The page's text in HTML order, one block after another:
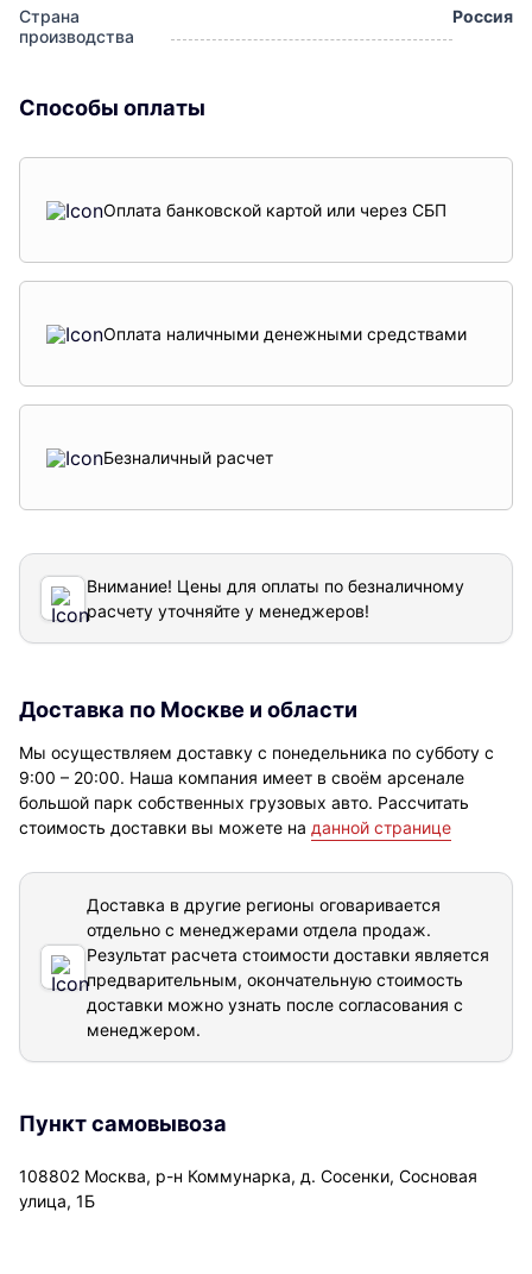
Страна
производства
Россия
Способы оплаты
Оплата банковской картой или через СБП
Оплата наличными денежными средствами
Безналичный расчет
Внимание! Цены для оплаты по безналичному
расчету уточняйте у менеджеров!
Доставка по Москве и области
Мы осуществляем доставку с понедельника по субботу с
9:00 – 20:00. Наша компания имеет в своём арсенале
большой парк собственных грузовых авто. Рассчитать
стоимость доставки вы можете на данной странице
Доставка в другие регионы оговаривается
отдельно с менеджерами отдела продаж.
Результат расчета стоимости доставки является
предварительным, окончательную стоимость
доставки можно узнать после согласования с
менеджером.
Пункт самовывоза
108802 Москва, р-н Коммунарка, д. Сосенки, Сосновая
улица, 1Б